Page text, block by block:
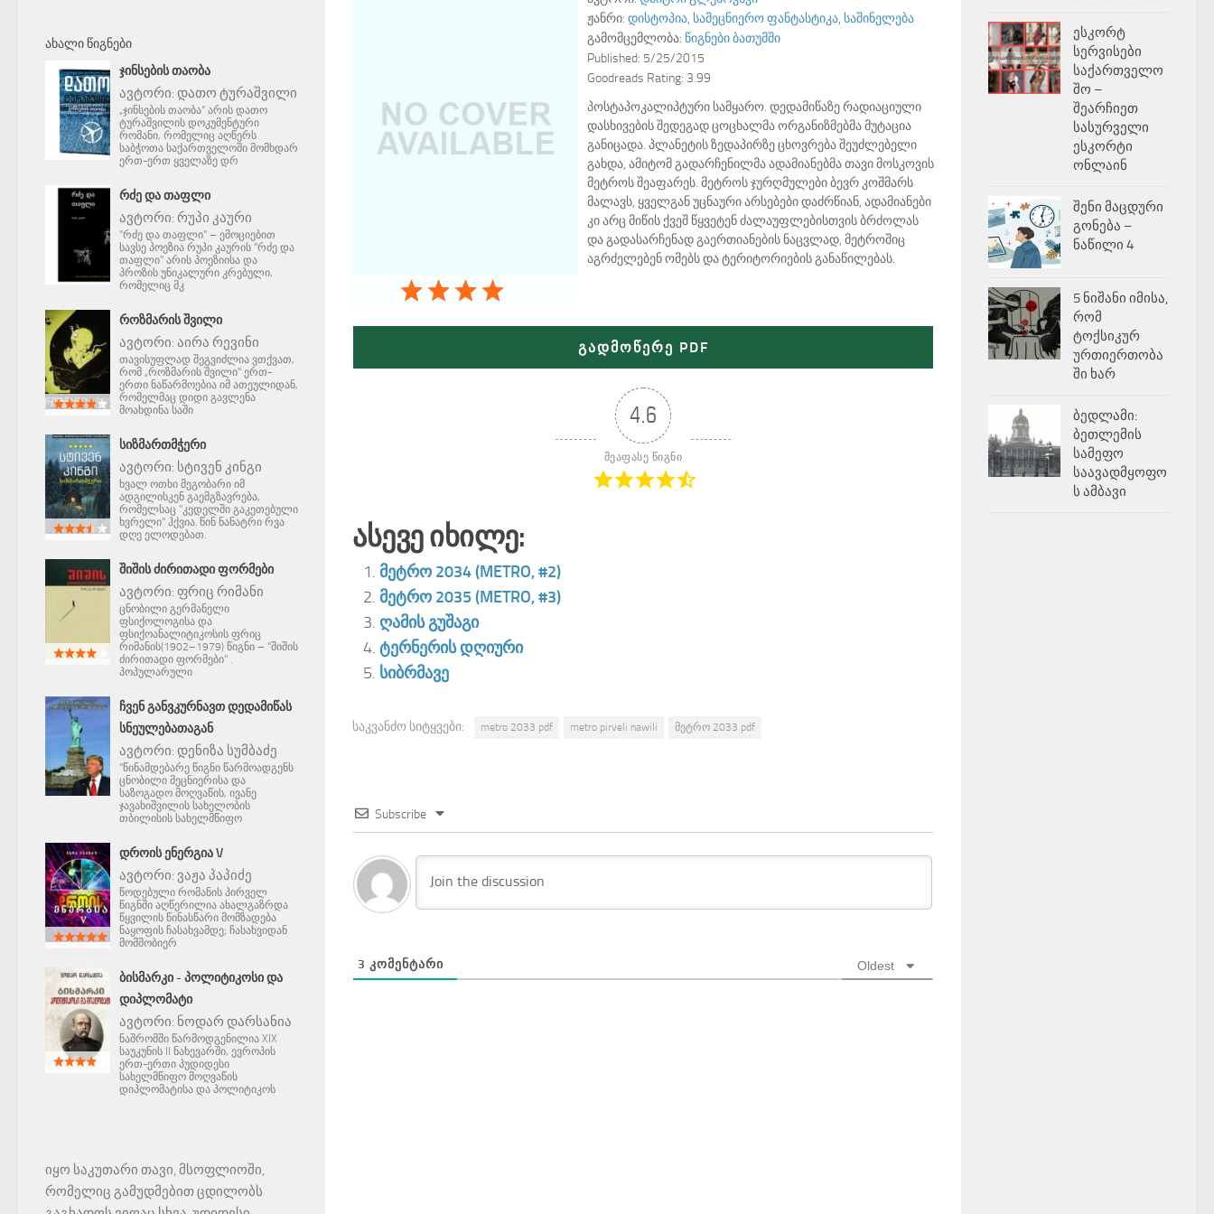
ჟანრი: დისტოპია, სამეცნიერო ფანტასტიკა, საშინელება
გამომცემლობა: წიგნები ბათუმში
Published: 5/25/2015
Goodreads Rating: 3.99
პოსტაპოკალიპტური სამყარო. დედამიწაზე რადიაციული
დასხივების შედეგად ცოცხალმა ორგანიზმებმა მუტაცია
განიცადა. პლანეტის ზედაპირზე ცხოვრება შეუძლებელი
გახდა, ამიტომ გადარჩენილმა ადამიანებმა თავი მოსკოვის
მეტროს შეაფარეს. მეტროს ჯურღმულები ბევრ კოშმარს
მალავს, ყველგან უცნაური არსებები დაძრწიან, ადამიანები
კი არც მიწის ქვეშ წყვეტენ ძალაუფლებისთვის ბრძოლას
და გადასარჩენად გაერთიანების ნაცვლად, მეტროშიც
აგრძელებენ ომებს და ტერიტორიების განაწილებას.
გადმოწერე PDF
4.6
შეაფასე წიგნი
Ასევე Იხილე:
მეტრო 2034 (METRO, #2)
მეტრო 2035 (METRO, #3)
ღამის გუშაგი
ტერნერის დღიური
სიბრმავე
საკვანძო სიტყვები: metro 2033 pdf metro pirveli nawili მეტრო 2033 pdf
Subscribe
3 ᲙᲝᲛᲔᲜᲢᲐᲠᲘ Oldest
ᲐᲮᲐᲚᲘ ᲬᲘᲒᲜᲔᲑᲘ
ᲯᲘᲜᲡᲔᲑᲘᲡ ᲗᲐᲝᲑᲐ
ავტორი: დათო ტურაშვილი
„ჯინსების თაობა“ არის დათო
ტურაშვილის დოკუმენტური
რომანი, რომელიც აღწერს
საბჭოთა საქართველოში მომხდარ
ერთ-ერთ ყველაზე დრ
ᲠᲫᲔ ᲓᲐ ᲗᲐᲤᲚᲘ
ავტორი: რუპი კაური
"რძე და თაფლი" – ემოციებით
სავსე პოეზია რუპი კაურის "რძე და
თაფლი" არის პოეზიისა და
პროზის უნიკალური კრებული,
რომელიც მკ
ᲠᲝᲖᲛᲐᲠᲘᲡ ᲨᲕᲘᲚᲘ
ავტორი: აირა რევინი
თავისუფლად შეგვიძლია ვთქვათ,
რომ „როზმარის შვილი" ერთ-
ერთი ნაწარმოებია იმ ათეულიდან,
რომელმაც დიდი გავლენა
მოახდინა საში
ᲡᲘᲖᲛᲐᲠᲗᲛᲭᲔᲠᲘ
ავტორი: სტივენ კინგი
ხვალ ოთხი მეგობარი იმ
ადგილისკენ გაემგზავრება,
რომელსაც "კედელში გაკეთებული
ხვრელი" ჰქვია. წინ ნანატრი რვა
დღე ელოდებათ.
ᲨᲘᲨᲘᲡ ᲫᲘᲠᲘᲗᲐᲓᲘ ᲤᲝᲠᲛᲔᲑᲘ
ავტორი: ფრიც რიმანი
ცნობილი გერმანელი
ფსიქოლოგისა და
ფსიქოანალიტიკოსის ფრიც
რიმანის(1902–1979) წიგნი – "შიშის
ძირითადი ფორმები" .
პოპულარული
ᲩᲕᲔᲜ ᲒᲐᲜᲕᲙᲣᲠᲜᲐᲕᲗ ᲓᲔᲓᲐᲛᲘᲬᲐᲡ
ᲡᲜᲔᲣᲚᲔᲑᲐᲗᲐᲒᲐᲜ
ავტორი: დენიზა სუმბაძე
"წინამდებარე წიგნი წარმოადგენს
ცნობილი მეცნიერისა და
საზოგადო მოღვაწის, ივანე
ჯავახიშვილის სახელობის
თბილისის სახელმწიფო
ᲓᲠᲝᲘᲡ ᲔᲜᲔᲠᲒᲘᲐ V
ავტორი: ვაჟა პაპიძე
წოდებული რომანის პირველ
წიგნში აღწერილია ახალგაზრდა
წყვილის წინასწარი მომზადება
ნაყოფის ჩასახვამდე; ჩასახვიდან
მომშობიერ
ᲑᲘᲡᲛᲐᲠᲙᲘ - ᲞᲝᲚᲘᲢᲘᲙᲝᲡᲘ ᲓᲐ
ᲓᲘᲞᲚᲝᲛᲐᲢᲘ
ავტორი: ნოდარ დარსანია
ნაშრომში წარმოდგენილია XIX
საუკუნის II ნახევარში, ევროპის
ერთ-ერთი პუდიდესი
სახელმწიფო მოღვაწის
დიპლომატისა და პოლიტიკოს
იყო საკუთარი თავი, მსოფლიოში,
რომელიც გამუდმებით ცდილობს
ესკორტ
სერვისები
საქართველო
შო –
შეარჩიეთ
სასურველი
ესკორტი
ონლაინ
შენი მაცდური
გონება –
ნაწილი 4
5 ნიშანი იმისა,
რომ
ტოქსიკურ
ურთიერთობა
ში ხარ
ბედლამი:
ბეთლემის
სამეფო
საავადმყოფო
ს ამბავი